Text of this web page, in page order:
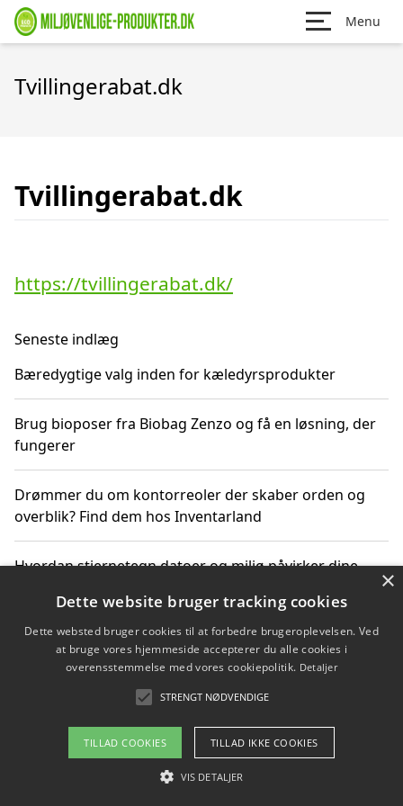
Menu
Tvillingerabat.dk
Tvillingerabat.dk
https://tvillingerabat.dk/
Seneste indlæg
Bæredygtige valg inden for kæledyrsprodukter
Brug bioposer fra Biobag Zenzo og få en løsning, der
fungerer
Drømmer du om kontorreoler der skaber orden og
overblik? Find dem hos Inventarland
Hvordan stjernetegn datoer og miljø påvirker dine
Bæredygtige gadgets til en grønnere hverdag
Om / kontakt
Blog Betingelser
×
Dette website bruger tracking cookies
Dette websted bruger cookies til at forbedre brugeroplevelsen. Ved
at bruge vores hjemmeside accepterer du alle cookies i
overensstemmelse med vores cookiepolitik. Detaljer
STRENGT NØDVENDIGE
TILLAD COOKIES TILLAD IKKE COOKIES
VIS DETALJER